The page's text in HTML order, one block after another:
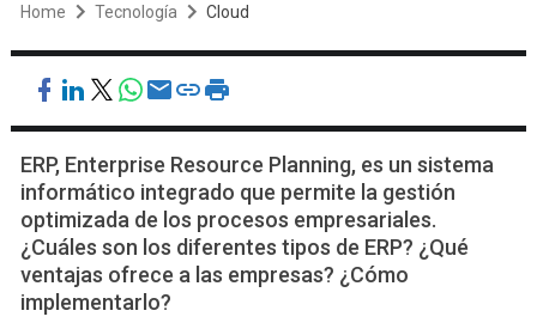
Home Tecnología Cloud
ERP, Enterprise Resource Planning, es un sistema
informático integrado que permite la gestión
optimizada de los procesos empresariales.
¿Cuáles son los diferentes tipos de ERP? ¿Qué
ventajas ofrece a las empresas? ¿Cómo
implementarlo?